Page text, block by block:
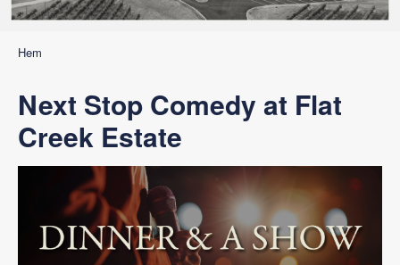
Hem
Next Stop Comedy at Flat
Creek Estate